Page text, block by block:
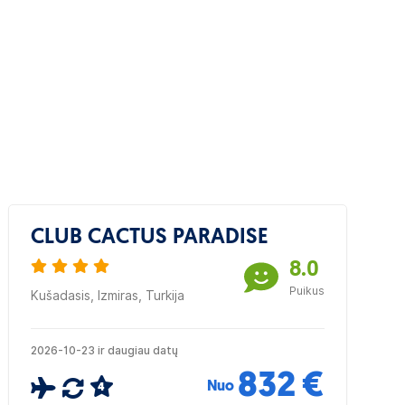
CLUB CACTUS PARADISE
Kušadasis, Izmiras, Turkija
8.0
Puikus
2026-10-23 ir daugiau datų
4 Nuo 832 €